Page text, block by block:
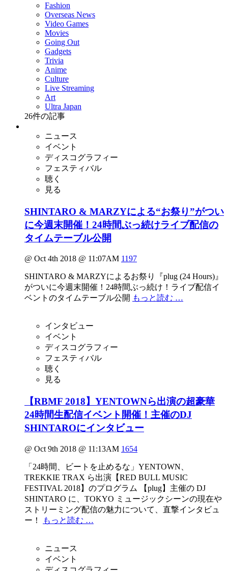
Fashion
Overseas News
Video Games
Movies
Going Out
Gadgets
Trivia
Anime
Culture
Live Streaming
Art
Ultra Japan
26件の記事
ニュース
イベント
ディスコグラフィー
フェスティバル
聴く
見る
SHINTARO & MARZYによる“お祭り”がつい
に今週末開催！24時間ぶっ続けライブ配信の
タイムテーブル公開
@ Oct 4th 2018 @ 11:07AM 1197
SHINTARO & MARZYによるお祭り『plug (24 Hours)』
がついに今週末開催！24時間ぶっ続け！ライブ配信イ
ベントのタイムテーブル公開 もっと読む …
インタビュー
イベント
ディスコグラフィー
フェスティバル
聴く
見る
【RBMF 2018】YENTOWNら出演の超豪華
24時間生配信イベント開催！主催のDJ
SHINTAROにインタビュー
@ Oct 9th 2018 @ 11:13AM 1654
「24時間、ビートを止めるな」YENTOWN、
TREKKIE TRAX ら出演【RED BULL MUSIC
FESTIVAL 2018】のプログラム 【plug】主催の DJ
SHINTARO に、TOKYO ミュージックシーンの現在や
ストリーミング配信の魅力について、直撃インタビュ
ー！
もっと読む …
ニュース
イベント